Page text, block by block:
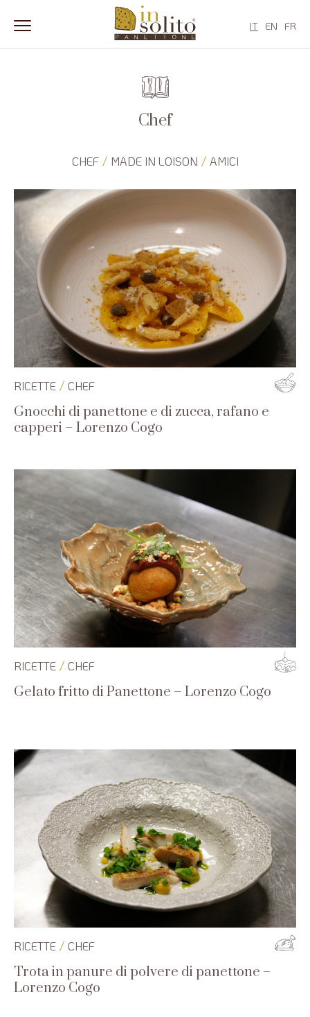
IT EN FR
Chef
CHEF / MADE IN LOISON / AMICI
RICETTE / CHEF
Gnocchi di panettone e di zucca, rafano e
capperi – Lorenzo Cogo
RICETTE / CHEF
Gelato fritto di Panettone – Lorenzo Cogo
RICETTE / CHEF
Trota in panure di polvere di panettone –
Lorenzo Cogo